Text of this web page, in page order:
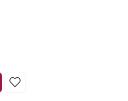
ein oder benutze die